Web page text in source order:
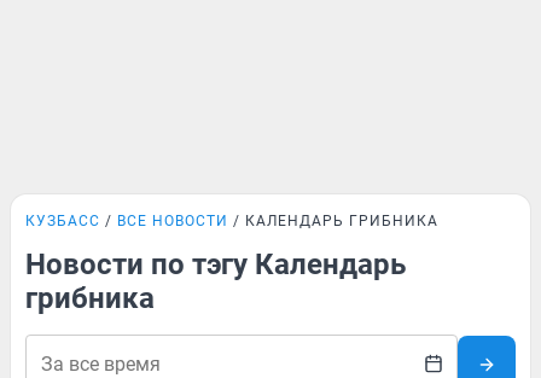
КУЗБАСС ВСЕ НОВОСТИ КАЛЕНДАРЬ ГРИБНИКА
Новости по тэгу Календарь
грибника